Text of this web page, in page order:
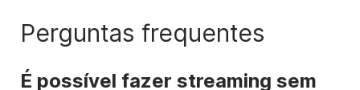
Perguntas frequentes
É possível fazer streaming sem